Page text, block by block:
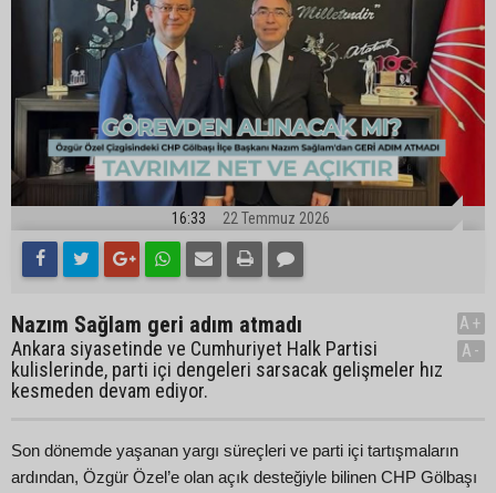
16:33 22 Temmuz 2026
Nazım Sağlam geri adım atmadı
Ankara siyasetinde ve Cumhuriyet Halk Partisi
kulislerinde, parti içi dengeleri sarsacak gelişmeler hız
kesmeden devam ediyor.
A+
A-
Son dönemde yaşanan yargı süreçleri ve parti içi tartışmaların
ardından, Özgür Özel’e olan açık desteğiyle bilinen CHP Gölbaşı